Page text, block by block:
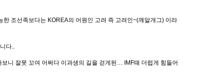
조선족보다는 KOREA의 어원인 고려 즉 고려인~(깨알개그) 이라
다..
니 잘못 꼬여 어쩌다 이과생의 길을 걷게된… IMF때 더럽게 힘들어